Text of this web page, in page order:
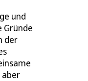
und
Gründe
der